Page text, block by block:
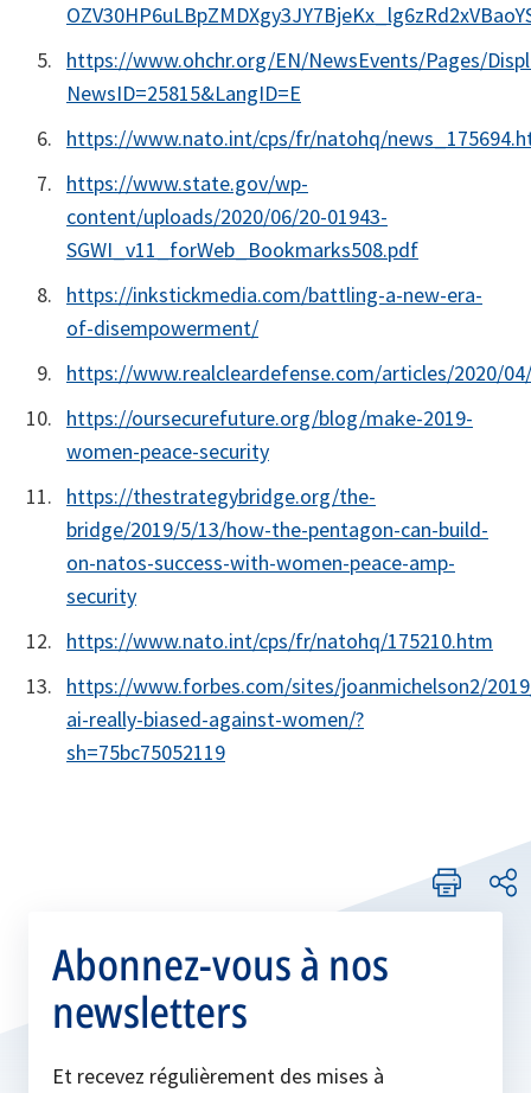
https://www.ohchr.org/EN/NewsEvents/Pages/
NewsID=25815&LangID=E
https://www.nato.int/cps/fr/natohq/
https://www.state.gov/wp-
content/uploads/2020/06/20-01943-
SGWI_v11_forWeb_Bookmarks508.pdf
https://inkstickmedia.com/battling-a-new-era-
of-disempowerment/
https://www.realcleardefense.com/articles/2020/
https://oursecurefuture.org/blog/make-2019-
women-peace-security
https://thestrategybridge.org/the-
bridge/2019/5/13/how-the-pentagon-can-build-
on-natos-success-with-women-peace-amp-
security
https://www.nato.int/cps/fr/natohq/175210.htm
https://www.forbes.com/sites/joanmichelson2/
ai-really-biased-against-women/?
sh=75bc75052119
Abonnez-vous à nos
newsletters
Et recevez régulièrement des mises à